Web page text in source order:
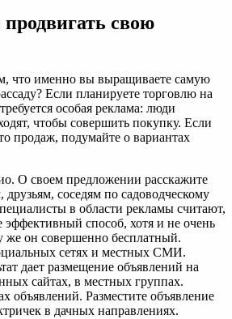
свою
что именно вы выращиваете самую
Если планируете торговлю на
особая реклама: люди
чтобы совершить покупку. Если
продаж, подумайте о вариантах
О своем предложении расскажите
соседям по садоводческому
в области рекламы считают,
эффективный способ, хотя и не очень
он совершенно бесплатный.
сетях и местных СМИ.
дает размещение объявлений на
сайтах, в местных группах.
объявлений. Разместите объявление
в дачных направлениях.